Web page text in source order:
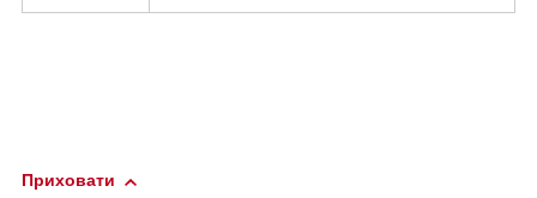
Приховати